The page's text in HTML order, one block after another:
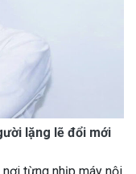
lặng lẽ đổi mới